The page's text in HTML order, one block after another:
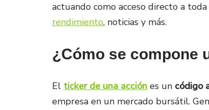
actuando como acceso directo a
rendimiento, noticias y más.
¿Cómo se compone
El ticker de una acción es un código
empresa en un mercado bursátil.